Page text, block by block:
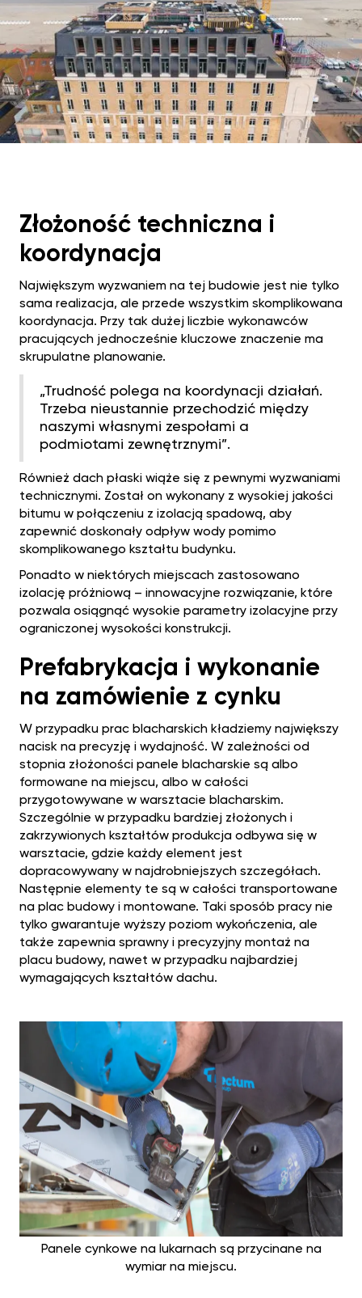
Złożoność techniczna i
koordynacja
Największym wyzwaniem na tej budowie jest nie tylko
sama realizacja, ale przede wszystkim skomplikowana
koordynacja. Przy tak dużej liczbie wykonawców
pracujących jednocześnie kluczowe znaczenie ma
skrupulatne planowanie.
„Trudność polega na koordynacji działań.
Trzeba nieustannie przechodzić między
naszymi własnymi zespołami a
podmiotami zewnętrznymi”.
Również dach płaski wiąże się z pewnymi wyzwaniami
technicznymi. Został on wykonany z wysokiej jakości
bitumu w połączeniu z izolacją spadową, aby
zapewnić doskonały odpływ wody pomimo
skomplikowanego kształtu budynku.
Ponadto w niektórych miejscach zastosowano
izolację próżniową – innowacyjne rozwiązanie, które
pozwala osiągnąć wysokie parametry izolacyjne przy
ograniczonej wysokości konstrukcji.
Prefabrykacja i wykonanie
na zamówienie z cynku
W przypadku prac blacharskich kładziemy największy
nacisk na precyzję i wydajność. W zależności od
stopnia złożoności panele blacharskie są albo
formowane na miejscu, albo w całości
przygotowywane w warsztacie blacharskim.
Szczególnie w przypadku bardziej złożonych i
zakrzywionych kształtów produkcja odbywa się w
warsztacie, gdzie każdy element jest
dopracowywany w najdrobniejszych szczegółach.
Następnie elementy te są w całości transportowane
na plac budowy i montowane. Taki sposób pracy nie
tylko gwarantuje wyższy poziom wykończenia, ale
także zapewnia sprawny i precyzyjny montaż na
placu budowy, nawet w przypadku najbardziej
wymagających kształtów dachu.
Panele cynkowe na lukarnach są przycinane na
wymiar na miejscu.